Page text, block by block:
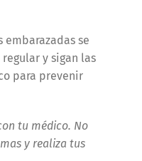
se
y sigan las
para prevenir
tu médico. No
y realiza tus